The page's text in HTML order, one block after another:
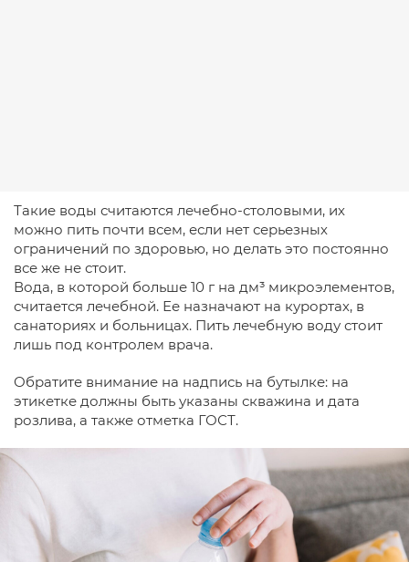
Такие воды считаются лечебно-столовыми, их
можно пить почти всем, если нет серьезных
ограничений по здоровью, но делать это постоянно
все же не стоит.
Вода, в которой больше 10 г на дм³ микроэлементов,
считается лечебной. Ее назначают на курортах, в
санаториях и больницах. Пить лечебную воду стоит
лишь под контролем врача.
Обратите внимание на надпись на бутылке: на
этикетке должны быть указаны скважина и дата
розлива, а также отметка ГОСТ.